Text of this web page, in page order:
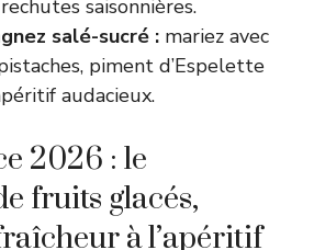
saisonnières.
salé-sucré : mariez avec
piment d’Espelette
audacieux.
2026 : le
fruits glacés,
à l’apéritif